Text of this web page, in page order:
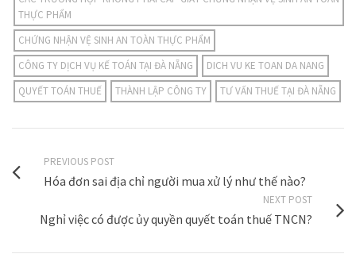
THỰC PHẨM
CHỨNG NHẬN VỆ SINH AN TOÀN THỰC PHẨM
CÔNG TY DỊCH VỤ KẾ TOÁN TẠI ĐÀ NẴNG
DICH VU KE TOAN DA NANG
QUYẾT TOÁN THUẾ
THÀNH LẬP CÔNG TY TƯ VẤN THUẾ TẠI ĐÀ NẴNG
PREVIOUS POST
Hóa đơn sai địa chỉ người mua xử lý như thế nào?
NEXT POST
Nghỉ việc có được ủy quyền quyết toán thuế TNCN?